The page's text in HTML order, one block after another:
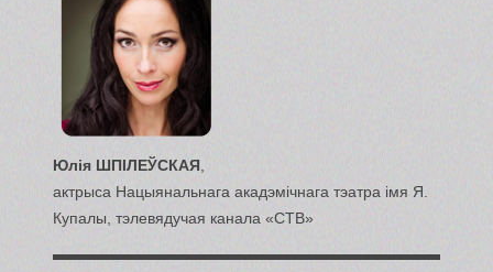
Юлія ШПІЛЕЎСКАЯ
актрыса Нацыянальнага акадэмічнага тэатра імя Я.
Купалы, тэлевядучая канала «СТВ»